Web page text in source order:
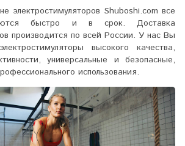
электростимуляторов Shuboshi.com все
быстро и в срок. Доставка
производится по всей России. У нас Вы
высокого качества,
универсальные и безопасные,
использования.